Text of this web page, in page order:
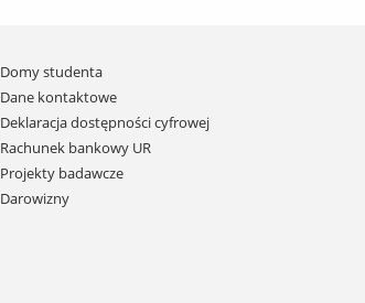
Domy studenta
Dane kontaktowe
Deklaracja dostępności cyfrowej
Rachunek bankowy UR
Projekty badawcze
Darowizny